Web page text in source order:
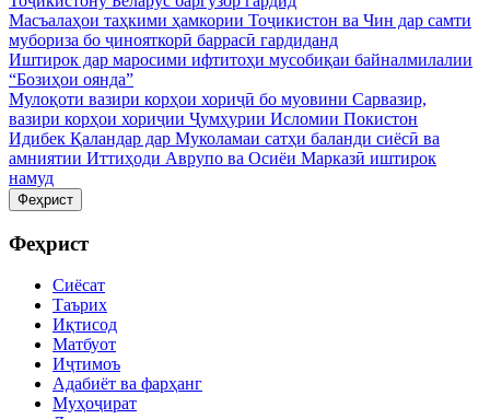
Масъалаҳои таҳкими ҳамкории Тоҷикистон ва Чин дар самти
мубориза бо ҷинояткорӣ баррасӣ гардиданд
Иштирок дар маросими ифтитоҳи мусобиқаи байналмилалии
“Бозиҳои оянда”
Мулоқоти вазири корҳои хориҷӣ бо муовини Сарвазир,
вазири корҳои хориҷии Ҷумҳурии Исломии Покистон
Идибек Қаландар дар Муколамаи сатҳи баланди сиёсӣ ва
амниятии Иттиҳоди Аврупо ва Осиёи Марказӣ иштирок
намуд
Феҳрист
Феҳрист
Сиёсат
Таърих
Иқтисод
Матбуот
Иҷтимоъ
Адабиёт ва фарҳанг
Муҳоҷират